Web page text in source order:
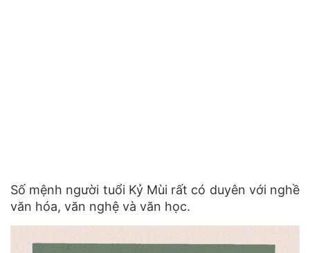
Số mệnh người tuổi Kỷ Mùi rất có duyên với nghề
văn hóa, văn nghệ và văn học.